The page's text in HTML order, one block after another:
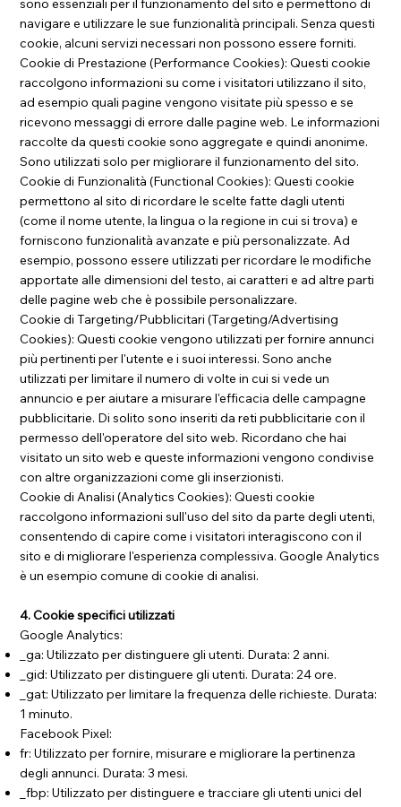
sono essenziali per il funzionamento del sito e permettono di
navigare e utilizzare le sue funzionalità principali. Senza questi
cookie, alcuni servizi necessari non possono essere forniti.
Cookie di Prestazione (Performance Cookies): Questi cookie
raccolgono informazioni su come i visitatori utilizzano il sito,
ad esempio quali pagine vengono visitate più spesso e se
ricevono messaggi di errore dalle pagine web. Le informazioni
raccolte da questi cookie sono aggregate e quindi anonime.
Sono utilizzati solo per migliorare il funzionamento del sito.
Cookie di Funzionalità (Functional Cookies): Questi cookie
permettono al sito di ricordare le scelte fatte dagli utenti
(come il nome utente, la lingua o la regione in cui si trova) e
forniscono funzionalità avanzate e più personalizzate. Ad
esempio, possono essere utilizzati per ricordare le modifiche
apportate alle dimensioni del testo, ai caratteri e ad altre parti
delle pagine web che è possibile personalizzare.
Cookie di Targeting/Pubblicitari (Targeting/Advertising
Cookies): Questi cookie vengono utilizzati per fornire annunci
più pertinenti per l'utente e i suoi interessi. Sono anche
utilizzati per limitare il numero di volte in cui si vede un
annuncio e per aiutare a misurare l'efficacia delle campagne
pubblicitarie. Di solito sono inseriti da reti pubblicitarie con il
permesso dell'operatore del sito web. Ricordano che hai
visitato un sito web e queste informazioni vengono condivise
con altre organizzazioni come gli inserzionisti.
Cookie di Analisi (Analytics Cookies): Questi cookie
raccolgono informazioni sull'uso del sito da parte degli utenti,
consentendo di capire come i visitatori interagiscono con il
sito e di migliorare l'esperienza complessiva. Google Analytics
è un esempio comune di cookie di analisi.
4. Cookie specifici utilizzati
Google Analytics:
_ga: Utilizzato per distinguere gli utenti. Durata: 2 anni.
_gid: Utilizzato per distinguere gli utenti. Durata: 24 ore.
_gat: Utilizzato per limitare la frequenza delle richieste. Durata:
1 minuto.
Facebook Pixel:
fr: Utilizzato per fornire, misurare e migliorare la pertinenza
degli annunci. Durata: 3 mesi.
_fbp: Utilizzato per distinguere e tracciare gli utenti unici del